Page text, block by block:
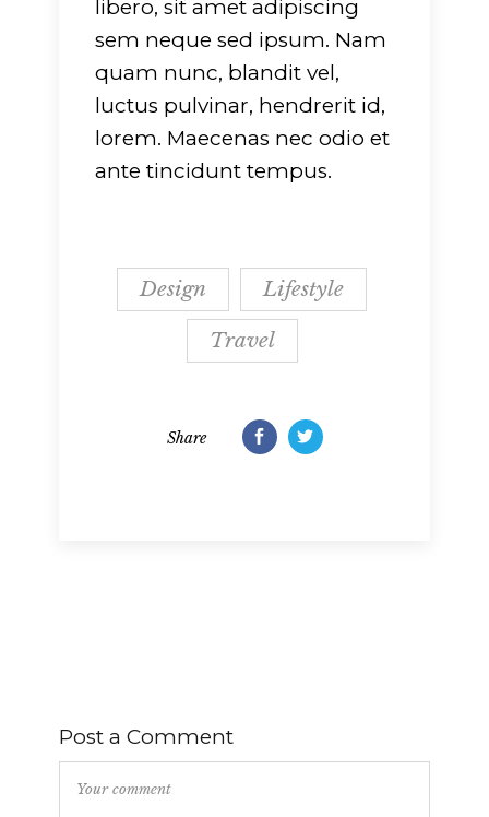
libero, sit amet adipiscing
sem neque sed ipsum. Nam
quam nunc, blandit vel,
luctus pulvinar, hendrerit id,
lorem. Maecenas nec odio et
ante tincidunt tempus.
Design Lifestyle
Travel
Share
Post a Comment